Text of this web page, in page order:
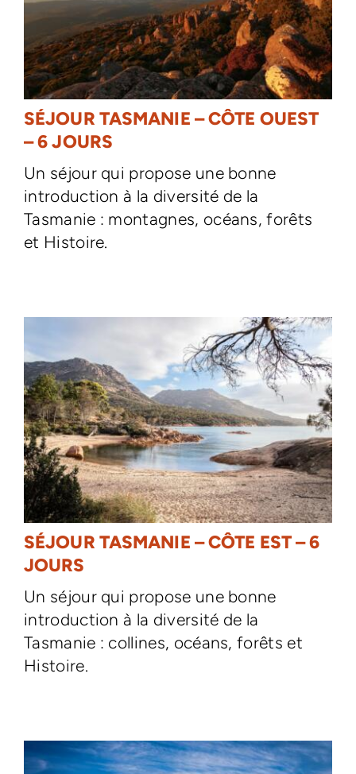
SÉJOUR TASMANIE – CÔTE OUEST
– 6 JOURS
Un séjour qui propose une bonne
introduction à la diversité de la
Tasmanie : montagnes, océans, forêts
et Histoire.
SÉJOUR TASMANIE – CÔTE EST – 6
JOURS
Un séjour qui propose une bonne
introduction à la diversité de la
Tasmanie : collines, océans, forêts et
Histoire.